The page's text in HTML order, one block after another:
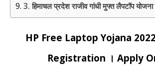
3. हिमाचल प्रदेश राजीव गांधी मुफ्त लैपटॉप
HP Free Laptop Yojana
Registration । Apply